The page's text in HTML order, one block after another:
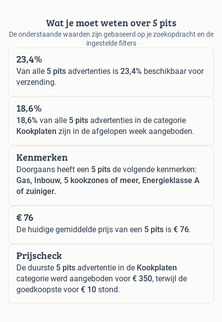
Wat je moet weten over 5 pits
De onderstaande waarden zijn gebaseerd op je zoekopdracht en de
ingestelde filters
23,4%
Van alle 5 pits advertenties is 23,4% beschikbaar voor
verzending.
18,6%
18,6% van alle 5 pits advertenties in de categorie
Kookplaten zijn in de afgelopen week aangeboden.
Kenmerken
Doorgaans heeft een 5 pits de volgende kenmerken:
Gas, Inbouw, 5 kookzones of meer, Energieklasse A
of zuiniger.
€ 76
De huidige gemiddelde prijs van een 5 pits is € 76.
Prijscheck
De duurste 5 pits advertentie in de Kookplaten
categorie werd aangeboden voor€ 350, terwijl de
goedkoopste voor€ 10 stond.